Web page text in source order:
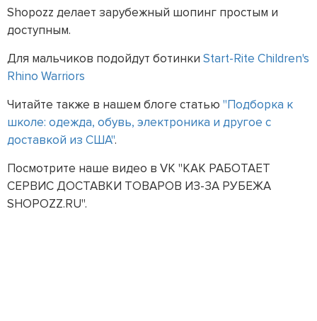
Shopozz делает зарубежный шопинг простым и
доступным.
Для мальчиков подойдут ботинки Start-Rite Children's
Rhino Warriors
Читайте также в нашем блоге статью "Подборка к
школе: одежда, обувь, электроника и другое с
доставкой из США".
Посмотрите наше видео в VK "КАК РАБОТАЕТ
СЕРВИС ДОСТАВКИ ТОВАРОВ ИЗ-ЗА РУБЕЖА
SHOPOZZ.RU".